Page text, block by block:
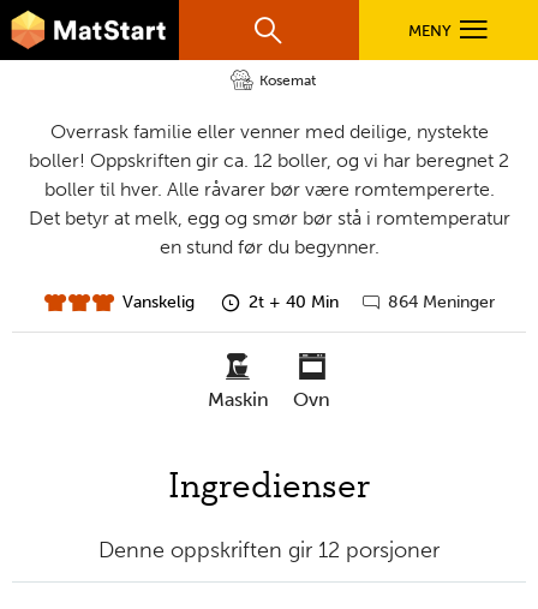
Hopp til hovedinnhold
hovednavigasjonsmobilversjon
Søk MENY
OPPSKRIFTER
FILM
FØR DU STARTER
TIL DE VOKSNE
Hveteboller
Kosemat
Overrask familie eller venner med deilige, nystekte
boller! Oppskriften gir ca. 12 boller, og vi har beregnet 2
boller til hver. Alle råvarer bør være romtempererte.
Det betyr at melk, egg og smør bør stå i romtemperatur
en stund før du begynner.
vanskelighet
Vanskelig
forberedelsestid
2t + 40 Min
Gå
864 Meninger
maskin ovn
Ingredienser
Denne oppskriften gir 12 porsjoner